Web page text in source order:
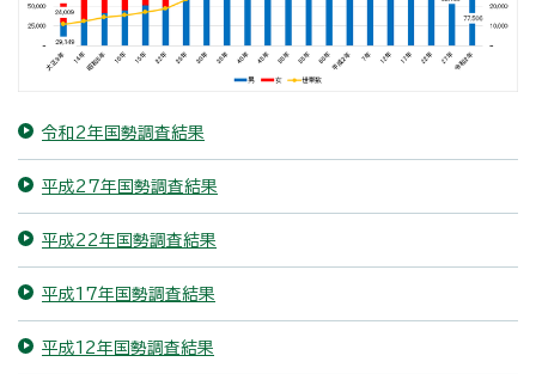
令和2年国勢調査結果
平成27年国勢調査結果
平成22年国勢調査結果
平成17年国勢調査結果
平成12年国勢調査結果